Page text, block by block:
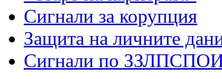
Сигнали за корупция
Защита на личните
Сигнали по